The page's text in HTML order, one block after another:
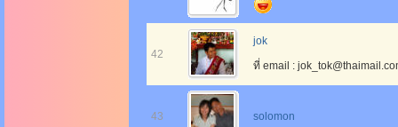
42
jok
ที่ email :
43 solomon